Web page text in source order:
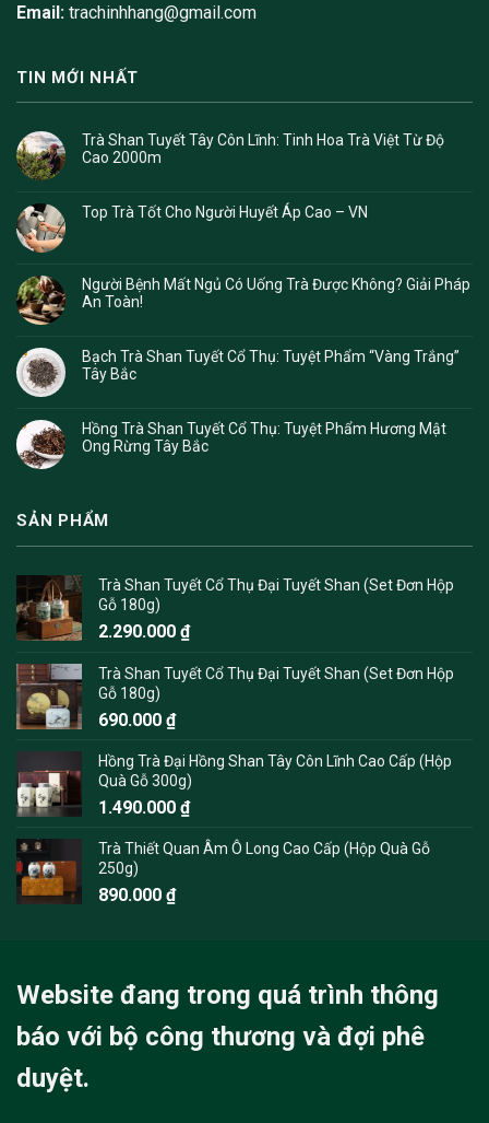
Email: trachinhhang@gmail.com
TIN MỚI NHẤT
Trà Shan Tuyết Tây Côn Lĩnh: Tinh Hoa Trà Việt Từ Độ
Cao 2000m
Top Trà Tốt Cho Người Huyết Áp Cao – VN
Người Bệnh Mất Ngủ Có Uống Trà Được Không? Giải Pháp
An Toàn!
Bạch Trà Shan Tuyết Cổ Thụ: Tuyệt Phẩm “Vàng Trắng”
Tây Bắc
Hồng Trà Shan Tuyết Cổ Thụ: Tuyệt Phẩm Hương Mật
Ong Rừng Tây Bắc
SẢN PHẨM
Trà Shan Tuyết Cổ Thụ Đại Tuyết Shan (Set Đơn Hộp
Gỗ 180g)
2.290.000 ₫
Trà Shan Tuyết Cổ Thụ Đại Tuyết Shan (Set Đơn Hộp
Gỗ 180g)
690.000 ₫
Hồng Trà Đại Hồng Shan Tây Côn Lĩnh Cao Cấp (Hộp
Quà Gỗ 300g)
1.490.000 ₫
Trà Thiết Quan Âm Ô Long Cao Cấp (Hộp Quà Gỗ
250g)
890.000 ₫
Website đang trong quá trình thông
báo với bộ công thương và đợi phê
duyệt.